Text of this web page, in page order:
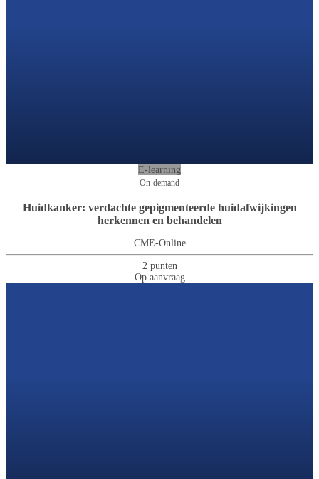
E-learning
On-demand
Huidkanker: verdachte gepigmenteerde huidafwijkingen
herkennen en behandelen
CME-Online
2 punten
Op aanvraag